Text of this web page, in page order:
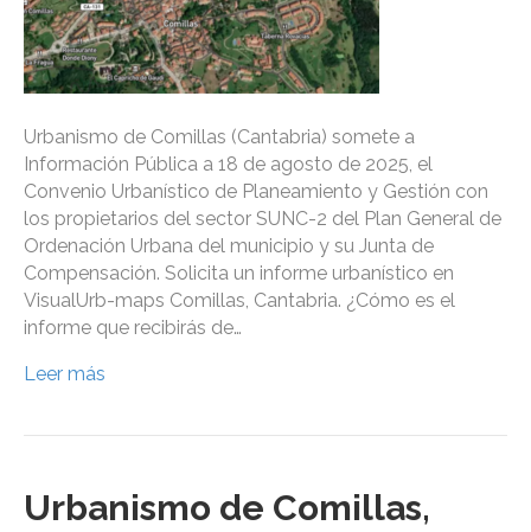
Urbanismo de Comillas (Cantabria) somete a
Información Pública a 18 de agosto de 2025, el
Convenio Urbanístico de Planeamiento y Gestión con
los propietarios del sector SUNC-2 del Plan General de
Ordenación Urbana del municipio y su Junta de
Compensación. Solicita un informe urbanístico en
VisualUrb-maps Comillas, Cantabria. ¿Cómo es el
informe que recibirás de…
Leer más
Urbanismo de Comillas,